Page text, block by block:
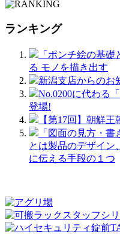
ランキング
「ポンチ絵の基
る モノを描き出す
新潟支店からのお
No.0200に代わる
登場!
【第17回】朝鮮
「図面の見方・
とは製品のデザイン
に伝える手段の１つ